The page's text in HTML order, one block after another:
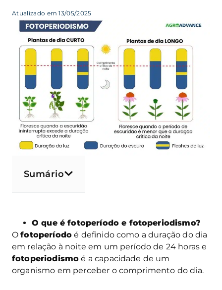
Atualizado em 13/05/2025
Sumário
O que é fotoperíodo e fotoperiodismo?
Ofotoperíodo é definido como a duração do dia
em relação à noite em um período de 24 horas e
fotoperiodismo é a capacidade de um
organismo em perceber o comprimento do dia.